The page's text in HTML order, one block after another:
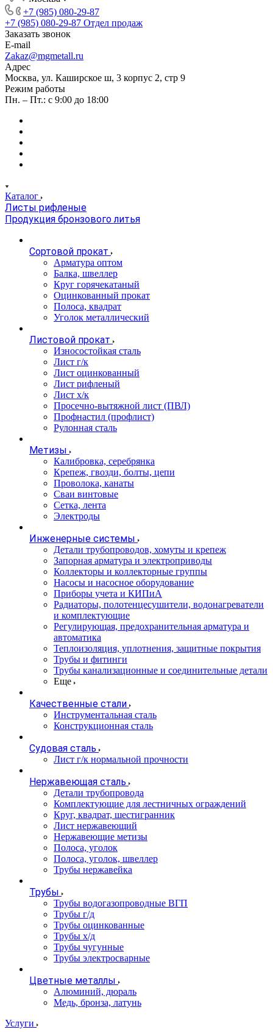
+7 (985) 080-29-87
+7 (985) 080-29-87 Отдел продаж
Заказать звонок
E-mail
Zakaz@mgmetall.ru
Адрес
Москва, ул. Каширское ш, 3 корпус 2, стр 9
Режим работы
Пн. – Пт.: с 9:00 до 18:00
Каталог
Листы рифленые
Продукция бронзового литья
Сортовой прокат
Арматура оптом
Балка, швеллер
Круг горячекатаный
Оцинкованный прокат
Полоса, квадрат
Уголок металлический
Листовой прокат
Износостойкая сталь
Лист г/к
Лист оцинкованный
Лист рифленый
Лист х/к
Просечно-вытяжной лист (ПВЛ)
Профнастил (профлист)
Рулонная сталь
Метизы
Калибровка, серебрянка
Крепеж, гвозди, болты, цепи
Проволока, канаты
Сваи винтовые
Сетка, лента
Электроды
Инженерные системы
Детали трубопроводов, хомуты и крепеж
Запорная арматура и электроприводы
Коллекторы и коллекторные группы
Насосы и насосное оборудование
Приборы учета и КИПиА
Радиаторы, полотенцесушители, водонагреватели
и комплектующие
Регулирующая, предохранительная арматура и
автоматика
Теплоизоляция, уплотнения, защитные покрытия
Трубы и фитинги
Трубы канализационные и соединительные детали
Еще
Качественные стали
Инструментальная сталь
Конструкционная сталь
Судовая сталь
Лист г/к нормальной прочности
Нержавеющая сталь
Детали трубопровода
Комплектующие для лестничных ограждений
Круг, квадрат, шестигранник
Лист нержавеющий
Нержавеющие метизы
Полоса, уголок
Полоса, уголок, швеллер
Трубы нержавейка
Трубы
Трубы водогазопроводные ВГП
Трубы г/д
Трубы оцинкованные
Трубы х/д
Трубы чугунные
Трубы электросварные
Цветные металлы
Алюминий, дюраль
Медь, бронза, латунь
Услуги